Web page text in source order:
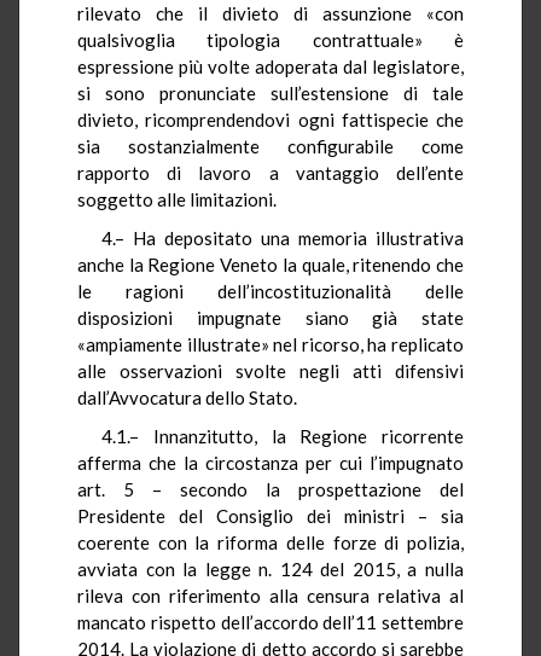
rilevato che il divieto di assunzione «con
qualsivoglia tipologia contrattuale» è
espressione più volte adoperata dal legislatore,
si sono pronunciate sull’estensione di tale
divieto, ricomprendendovi ogni fattispecie che
sia sostanzialmente configurabile come
rapporto di lavoro a vantaggio dell’ente
soggetto alle limitazioni.
4.– Ha depositato una memoria illustrativa
anche la Regione Veneto la quale, ritenendo che
le ragioni dell’incostituzionalità delle
disposizioni impugnate siano già state
«ampiamente illustrate» nel ricorso, ha replicato
alle osservazioni svolte negli atti difensivi
dall’Avvocatura dello Stato.
4.1.– Innanzitutto, la Regione ricorrente
afferma che la circostanza per cui l’impugnato
art. 5 – secondo la prospettazione del
Presidente del Consiglio dei ministri – sia
coerente con la riforma delle forze di polizia,
avviata con la legge n. 124 del 2015, a nulla
rileva con riferimento alla censura relativa al
mancato rispetto dell’accordo dell’11 settembre
2014. La violazione di detto accordo si sarebbe